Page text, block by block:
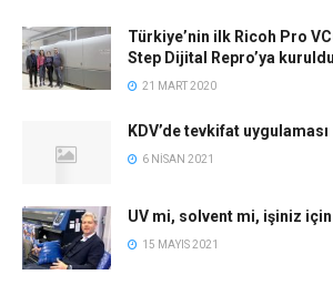
Türkiye’nin ilk Ricoh Pro
Step Dijital Repro’ya kuruldu
21 MART 2020
KDV’de tevkifat uygulaması
6 NISAN 2021
UV mi, solvent mi, işiniz
15 MAYIS 2021